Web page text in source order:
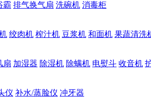
霸 排气换气扇 洗碗机 消毒柜
绞肉机 榨汁机 豆浆机 和面机 果蔬清洗
扇 加湿器 除湿机 除螨机 电熨斗 收音机
仪 补水/蒸脸仪 冲牙器